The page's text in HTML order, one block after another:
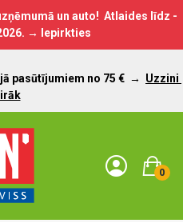
un auto! Atlaides līdz -
→ Iepirkties
pasūtījumiem no 75 € → Uzzini
0